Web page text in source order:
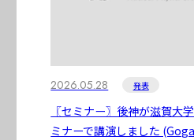
2026.05.28 発表
〖セミナー〗後神が滋賀大
ミナーで講演しました